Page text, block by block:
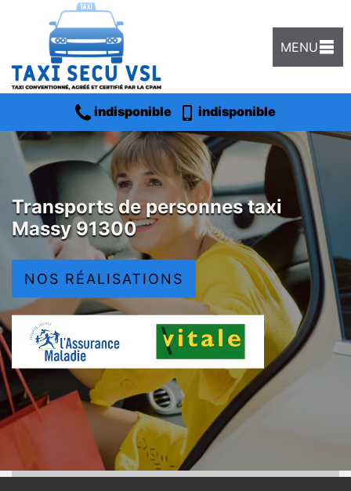
MENU
indisponible indisponible
Transports de personnes taxi
Massy 91300
NOS RÉALISATIONS